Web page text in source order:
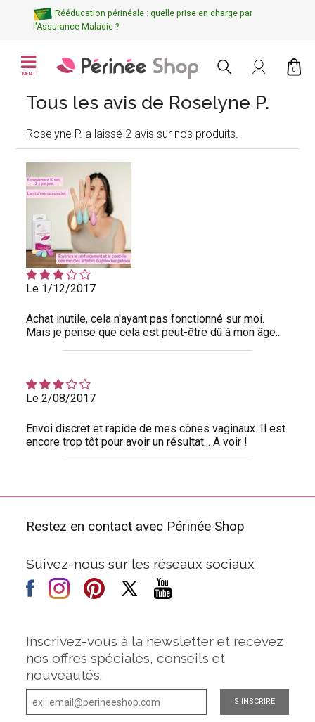
Rééducation périnéale : quelle prise en charge par
l'Assurance Maladie ?
MENU
0
Tous les avis de Roselyne P.
Roselyne P. a laissé 2 avis sur nos produits.
Le 1/12/2017
Achat inutile, cela n'ayant pas fonctionné sur moi.
Mais je pense que cela est peut-être dû à mon âge...
Le 2/08/2017
Envoi discret et rapide de mes cônes vaginaux. Il est
encore trop tôt pour avoir un résultat... A voir !
Restez en contact avec Périnée Shop
Suivez-nous sur les réseaux sociaux
Inscrivez-vous à la newsletter et recevez
nos offres spéciales, conseils et
nouveautés.
S'INSCRIRE